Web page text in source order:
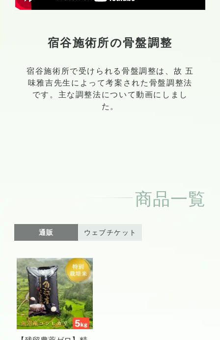
宿谷施術所の骨盤調整
宿谷施術所で受けられる骨盤調整は、故 五
味雅吉先生によって考案された骨盤調整法
です。主な調整法について動画にしまし
た。
商品一覧
通販 ウェブチケット